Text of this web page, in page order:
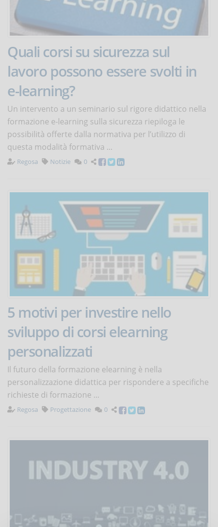
Quali corsi su sicurezza sul
lavoro possono essere svolti in
e-learning?
Un intervento a un seminario sul rigore didattico nella
formazione e-learning sulla sicurezza riepiloga le
possibilità offerte dalla normativa per l’utilizzo di
questa modalità formativa ...
Regosa Notizie 0
5 motivi per investire nello
sviluppo di corsi elearning
personalizzati
Il futuro della formazione elearning è nella
personalizzazione didattica per rispondere a specifiche
richieste di formazione ...
Regosa Progettazione 0